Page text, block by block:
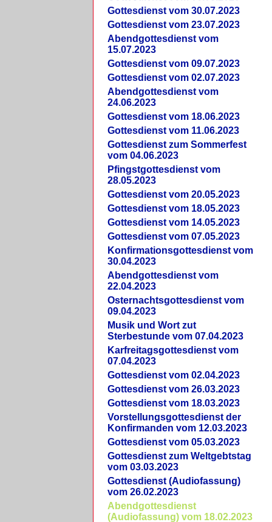
Gottesdienst vom 30.07.2023
Gottesdienst vom 23.07.2023
Abendgottesdienst vom
15.07.2023
Gottesdienst vom 09.07.2023
Gottesdienst vom 02.07.2023
Abendgottesdienst vom
24.06.2023
Gottesdienst vom 18.06.2023
Gottesdienst vom 11.06.2023
Gottesdienst zum Sommerfest
vom 04.06.2023
Pfingstgottesdienst vom
28.05.2023
Gottesdienst vom 20.05.2023
Gottesdienst vom 18.05.2023
Gottesdienst vom 14.05.2023
Gottesdienst vom 07.05.2023
Konfirmationsgottesdienst vom
30.04.2023
Abendgottesdienst vom
22.04.2023
Osternachtsgottesdienst vom
09.04.2023
Musik und Wort zut
Sterbestunde vom 07.04.2023
Karfreitagsgottesdienst vom
07.04.2023
Gottesdienst vom 02.04.2023
Gottesdienst vom 26.03.2023
Gottesdienst vom 18.03.2023
Vorstellungsgottesdienst der
Konfirmanden vom 12.03.2023
Gottesdienst vom 05.03.2023
Gottesdienst zum Weltgebtstag
vom 03.03.2023
Gottesdienst (Audiofassung)
vom 26.02.2023
Abendgottesdienst
(Audiofassung) vom 18.02.2023